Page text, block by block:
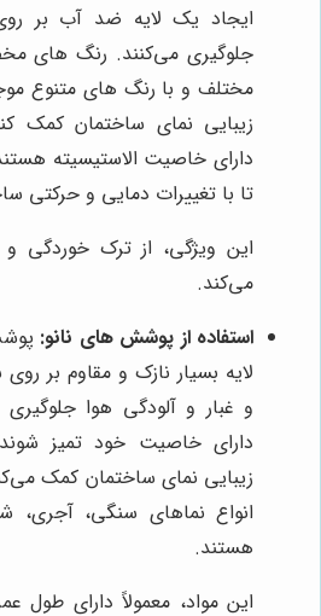
ایجاد یک لایه ضد آب بر
جلوگیری می‌کنند. رنگ های
مختلف و با رنگ های متنوع
زیبایی نمای ساختمان کمک
دارای خاصیت الاستیسیته
تا با تغییرات دمایی و حرکتی
این ویژگی، از ترک خوردگی
می‌کند.
استفاده از پوشش های نانو:
لایه بسیار نازک و مقاوم بر
و غبار و آلودگی هوا
دارای خاصیت خود تمیز
زیبایی نمای ساختمان کمک
انواع نماهای سنگی،
هستند.
این مواد، معمولاً دارای طول